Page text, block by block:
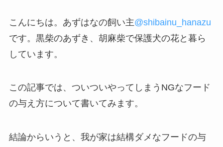
こんにちは。あずはなの飼い主@shibainu_hanazu
です。黒柴のあずき、胡麻柴で保護犬の花と暮ら
しています。
この記事では、ついついやってしまうNGなフード
の与え方について書いてみます。
結論からいうと、我が家は結構ダメなフードの与